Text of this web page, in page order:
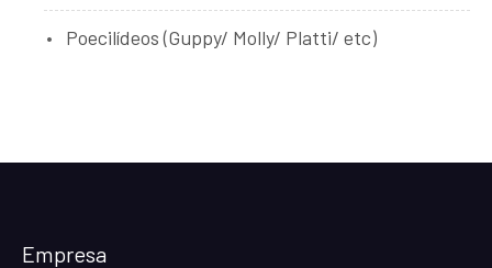
Poecilídeos (Guppy/ Molly/ Platti/ etc)
Empresa